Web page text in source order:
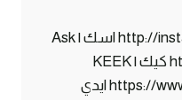
http://instagram.com/anad7oomy999 اسك | Ask
http://ask.fm/anad7oomy999 كيك | KEEK
https://www.keek.com/anad7oomy999 ايدي